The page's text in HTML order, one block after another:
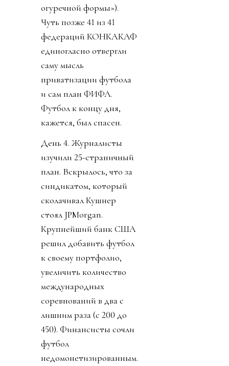
огуречной формы»).
Чуть позже 41 из 41
федераций КОНКАКАФ
единогласно отвергли
саму мысль
приватизации футбола
и сам план ФИФА.
Футбол к концу дня,
кажется, был спасен.
День 4. Журналисты
изучили 25-страничный
план. Вскрылось, что за
синдикатом, который
сколачивал Кушнер
стоял JPMorgan.
Крупнейший банк США
решил добавить футбол
к своему портфолио,
увеличить количество
международных
соревнований в два с
лишним раза (с 200 до
450). Финансисты сочли
футбол
недомонетизированным.